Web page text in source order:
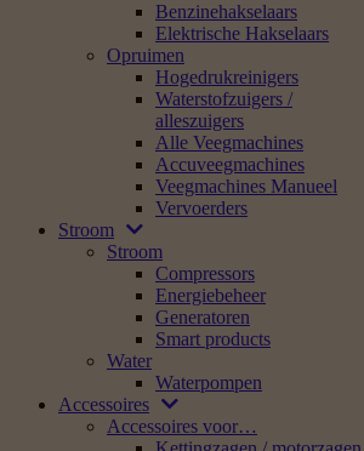
Benzinehakselaars
Elektrische Hakselaars
Opruimen
Hogedrukreinigers
Waterstofzuigers /
alleszuigers
Alle Veegmachines
Accuveegmachines
Veegmachines Manueel
Vervoerders
Stroom
Stroom
Compressors
Energiebeheer
Generatoren
Smart products
Water
Waterpompen
Accessoires
Accessoires voor…